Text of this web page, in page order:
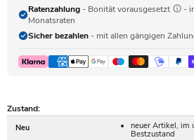
Ratenzahlung - Bonität vorausgesetzt
-
Monatsraten
Sicher bezahlen - mit allen gängigen
Zustand:
Neu
neuer Artikel, im
Bestzustand